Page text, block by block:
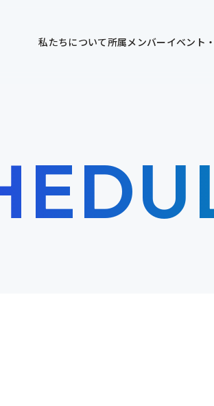
私たちについて所属メンバーイベント